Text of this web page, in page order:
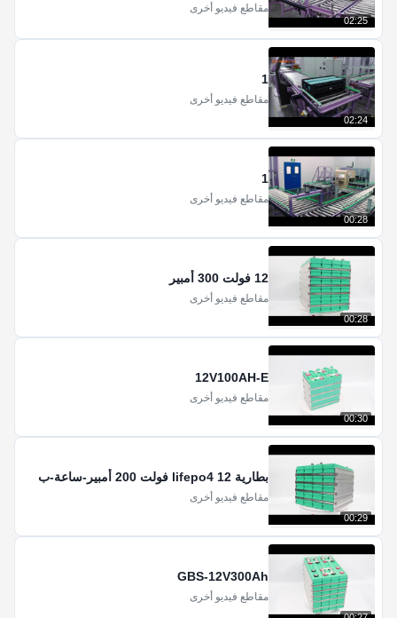
02:25
مقاطع فيديو أخرى
02:24
1
مقاطع فيديو أخرى
00:28
1
مقاطع فيديو أخرى
00:28
12 فولت 300 أمبير
مقاطع فيديو أخرى
00:30
12V100AH-E
مقاطع فيديو أخرى
00:29
بطارية lifepo4 12 فولت 200 أمبير-ساعة-ب
مقاطع فيديو أخرى
GBS-12V300Ah
مقاطع فيديو أخرى